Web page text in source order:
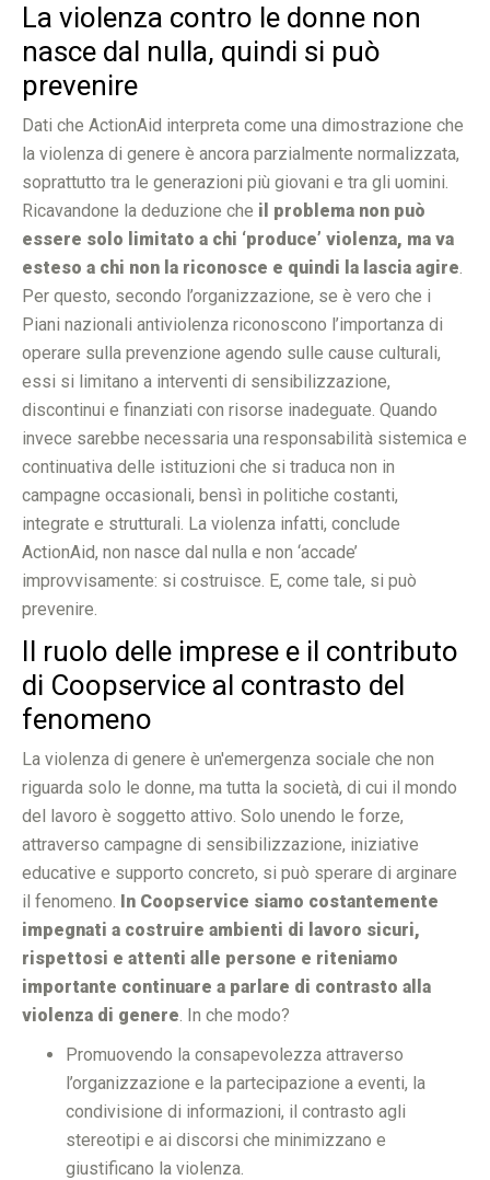
La violenza contro le donne non
nasce dal nulla, quindi si può
prevenire
Dati che ActionAid interpreta come una dimostrazione che
la violenza di genere è ancora parzialmente normalizzata,
soprattutto tra le generazioni più giovani e tra gli uomini.
Ricavandone la deduzione che il problema non può
essere solo limitato a chi ‘produce’ violenza, ma va
esteso a chi non la riconosce e quindi la lascia agire.
Per questo, secondo l’organizzazione, se è vero che i
Piani nazionali antiviolenza riconoscono l’importanza di
operare sulla prevenzione agendo sulle cause culturali,
essi si limitano a interventi di sensibilizzazione,
discontinui e finanziati con risorse inadeguate. Quando
invece sarebbe necessaria una responsabilità sistemica e
continuativa delle istituzioni che si traduca non in
campagne occasionali, bensì in politiche costanti,
integrate e strutturali. La violenza infatti, conclude
ActionAid, non nasce dal nulla e non ‘accade’
improvvisamente: si costruisce. E, come tale, si può
prevenire.
Il ruolo delle imprese e il contributo
di Coopservice al contrasto del
fenomeno
La violenza di genere è un'emergenza sociale che non
riguarda solo le donne, ma tutta la società, di cui il mondo
del lavoro è soggetto attivo. Solo unendo le forze,
attraverso campagne di sensibilizzazione, iniziative
educative e supporto concreto, si può sperare di arginare
il fenomeno. In Coopservice siamo costantemente
impegnati a costruire ambienti di lavoro sicuri,
rispettosi e attenti alle persone e riteniamo
importante continuare a parlare di contrasto alla
violenza di genere. In che modo?
Promuovendo la consapevolezza attraverso
l’organizzazione e la partecipazione a eventi, la
condivisione di informazioni, il contrasto agli
stereotipi e ai discorsi che minimizzano e
giustificano la violenza.